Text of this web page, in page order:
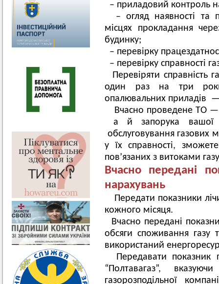
– приладовий контроль
– огляд наявності та
місцях прокладання
будинку;
– перевірку
– перевірку справності
Перевіряти справність
один раз на три
опалювальних приладів —
Вчасно проведене ТО —
а й запорука вашої
обслуговування газових
у їх справності,
пов’язаних з витоками
Вчасно передані
нарахувань
Передати показники
кожного місяця.
Вчасно передані
обсяги споживання газу
використаний
Передавати показник
“Полтавагаз”,
газорозподільної